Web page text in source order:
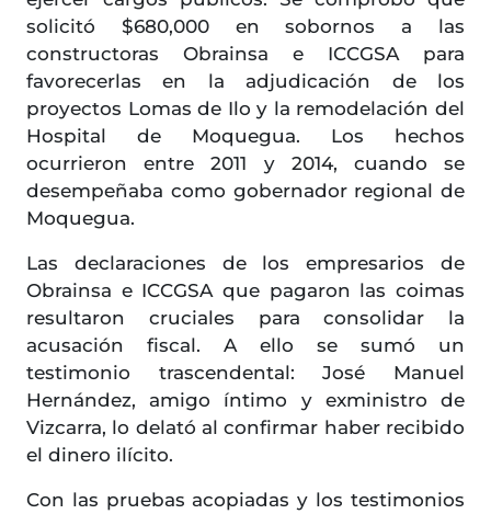
solicitó $680,000 en sobornos a las
constructoras Obrainsa e ICCGSA para
favorecerlas en la adjudicación de los
proyectos Lomas de Ilo y la remodelación del
Hospital de Moquegua. Los hechos
ocurrieron entre 2011 y 2014, cuando se
desempeñaba como gobernador regional de
Moquegua.
Las declaraciones de los empresarios de
Obrainsa e ICCGSA que pagaron las coimas
resultaron cruciales para consolidar la
acusación fiscal. A ello se sumó un
testimonio trascendental: José Manuel
Hernández, amigo íntimo y exministro de
Vizcarra, lo delató al confirmar haber recibido
el dinero ilícito.
Con las pruebas acopiadas y los testimonios